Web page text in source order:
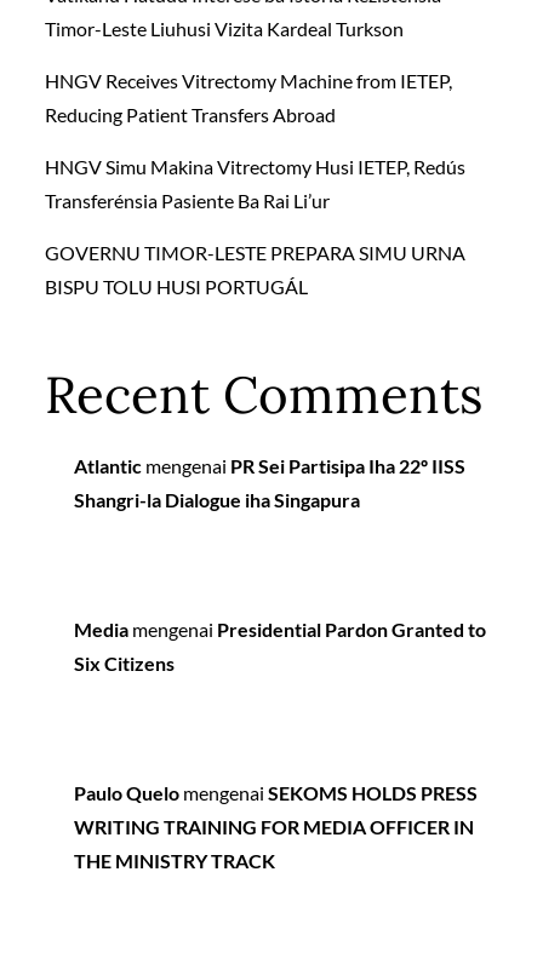
Timor-Leste Liuhusi Vizita Kardeal Turkson
HNGV Receives Vitrectomy Machine from IETEP,
Reducing Patient Transfers Abroad
HNGV Simu Makina Vitrectomy Husi IETEP, Redús
Transferénsia Pasiente Ba Rai Li’ur
GOVERNU TIMOR-LESTE PREPARA SIMU URNA
BISPU TOLU HUSI PORTUGÁL
Recent Comments
Atlantic mengenai PR Sei Partisipa Iha 22º IISS
Shangri-la Dialogue iha Singapura
Media mengenai Presidential Pardon Granted to
Six Citizens
Paulo Quelo mengenaiSEKOMS HOLDS PRESS
WRITING TRAINING FOR MEDIA OFFICER IN
THE MINISTRY TRACK